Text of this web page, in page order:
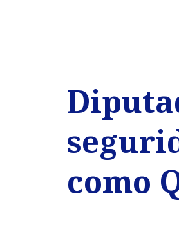
como